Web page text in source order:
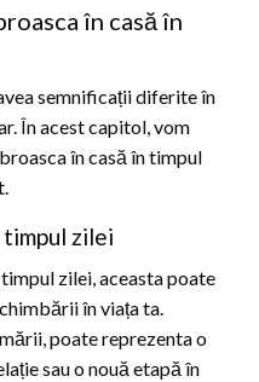
în casă în
semnificații diferite în
În acest capitol, vom
în casă în timpul
timpul zilei
zilei, aceasta poate
în viața ta.
poate reprezenta o
sau o nouă etapă în